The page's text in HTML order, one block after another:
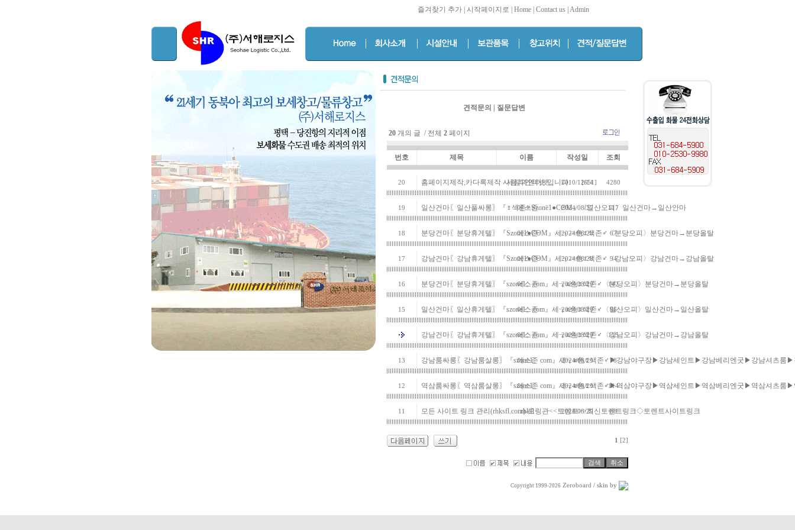
즐겨찾기 추가 시작페이지로 Home Contact us Admin
견적문의 질문답변
20 개의 글 / 전체 2 페이지
번호 제목 이름 작성일 조회
20 홈페이지제작,카다록제작 사람과인터넷 입니다. [651]
사람과인터넷 2010/12/14 4280
19 일산건마〖일산풀싸롱〗『♀섹존♂Szonё1●CΘМ』〈일산오피〉일산건마→일산안마
에스존 2024/08/27 117
18 분당건마〖분당휴게텔〗『Szonё1●CΘМ』세┒->色♀색존♂〈분당오피〉분당건마→분당올탈
에스존 2024/08/28 67
17 강남건마〖강남휴게텔〗『Szonё1●CΘМ』세┒->色♀색존♂〈강남오피〉강남건마→강남올탈
에스존 2024/08/28 94
16 분당건마〖분당휴게텔〗『szone1。com』세┒≡色♀색존♂〈분당오피〉분당건마→분당올탈
에스존 2024/08/29 142
15 일산건마〖일산휴게텔〗『szone1。com』세┒≡色♀색존♂〈일산오피〉일산건마→일산올탈
에스존 2024/08/29 86
강남건마〖강남휴게텔〗『szone1。com』세┒≡色♀색존♂〈강남오피〉강남건마→강남올탈
에스존 2024/08/29 115
13 강남룸싸롱〖강남룸살롱〗『szone1。com』세┒≡色♀색존♂▶강남야구장▶강남세인트▶강남베리엔굿▶강남셔츠룸▶
에스존 2024/08/29 78
12 역삼룸싸롱〖역삼룸살롱〗『szone1。com』세┒≡色♀색존♂▶역삼야구장▶역삼세인트▶역삼베리엔굿▶역삼셔츠룸▶
에스존 2024/08/29 114
11 모든 사이트 링크 관리(rhksfl.com)-모링관<<토렌트>>최신토렌트링크◇토렌트사이트링크
rhkfl 2024/08/29 68
1 [2]
Copyright 1999-2026 Zeroboard / skin by